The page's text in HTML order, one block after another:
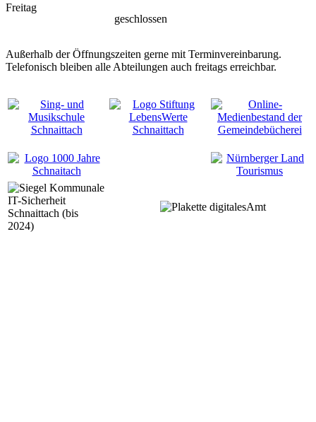
Freitag
geschlossen
Außerhalb der Öffnungszeiten gerne mit Terminvereinbarung.
Telefonisch bleiben alle Abteilungen auch freitags erreichbar.